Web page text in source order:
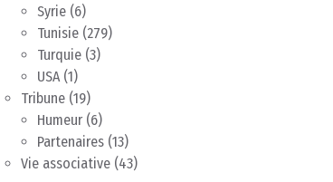
Syrie (6)
Tunisie (279)
Turquie (3)
USA(1)
Tribune (19)
Humeur (6)
Partenaires (13)
Vie associative (43)